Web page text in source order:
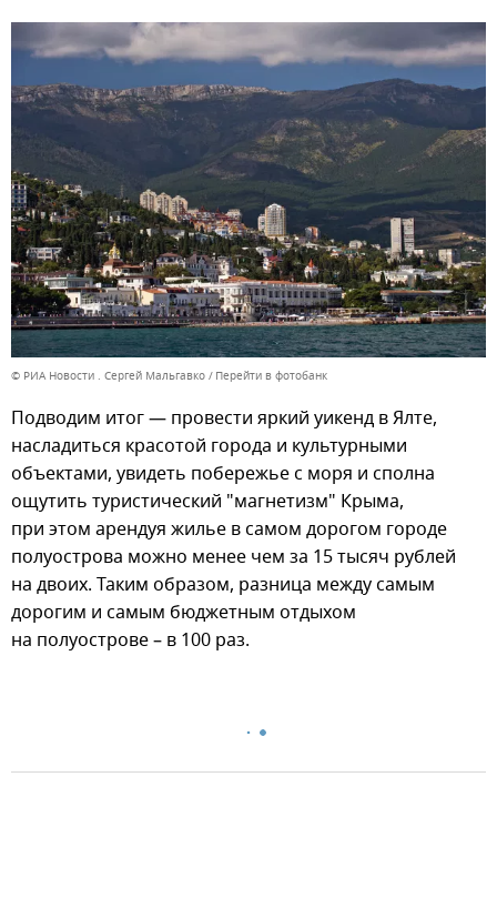
© РИА Новости . Сергей Мальгавко Перейти в фотобанк
Подводим итог — провести яркий уикенд в Ялте,
насладиться красотой города и культурными
объектами, увидеть побережье с моря и сполна
ощутить туристический "магнетизм" Крыма,
при этом арендуя жилье в самом дорогом городе
полуострова можно менее чем за 15 тысяч рублей
на двоих. Таким образом, разница между самым
дорогим и самым бюджетным отдыхом
на полуострове – в 100 раз.